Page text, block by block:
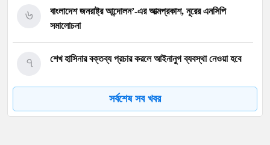
বাংলাদেশ জনরাষ্ট্র আন্দোলন’-এর আত্মপ্রকাশ, নূরের এনসিপি
সমালোচনা
৬
শেখ হাসিনার বক্তব্য প্রচার করলে আইনানুগ ব্যবস্থা নেওয়া হবে
৭
জবিতে সংঘর্ষের পর জকসু ভিপি-জিএসকে ক্যাম্পাসছাড়া
৮ সর্বশেষ সব খবর